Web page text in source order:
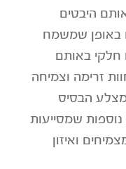
היבטים
באופן שמשמח
חלקי באותם
זרימה וצמיחה
הבסיס
שמסייעות
ואיזון